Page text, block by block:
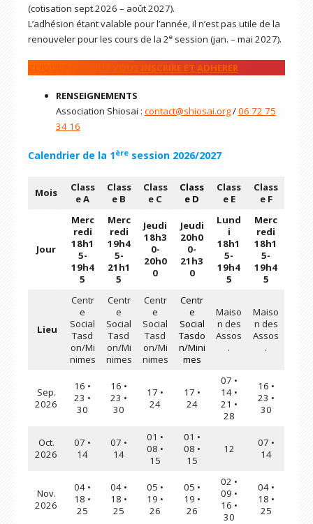
(cotisation sept.2026 – août 2027).
L’adhésion étant valable pour l’année, il n’est pas utile de la
renouveler pour les cours de la 2esession (jan. – mai 2027).
CLIQUEZ ICI POUR VOUS INSCRIRE ET ADHERER
RENSEIGNEMENTS
Association Shiosai : contact@shiosai.org/06 72 75
34 16
Calendrier de la 1èresession 2026/2027
Mois
Class
e A
Class
e B
Class
e C
Class
e D
Class
e E
Class
e F
Jour
Merc
redi
18h1
5-
19h4
5
Merc
redi
19h4
5-
21h1
5
Jeudi
18h3
0-
20h0
0
Jeudi
20h0
0-
21h3
0
Lund
i
18h1
5-
19h4
5
Merc
redi
18h1
5-
19h4
5
Lieu
Centr
e
Social
Tasd
on/Mi
nimes
Centr
e
Social
Tasd
on/Mi
nimes
Centr
e
Social
Tasd
on/Mi
nimes
Centr
e
Social
Tasdo
n/Mini
mes
Maiso
n des
Assos
.
Maiso
n des
Assos
.
Sep.
2026
16 •
23 •
30
16 •
23 •
30
17 •
24
17 •
24
07 •
14 •
21 •
28
16 •
23 •
30
Oct.
2026
07 •
14
07 •
14
01 •
08 •
15
01 •
08 •
15
12
07 •
14
Nov.
2026
04 •
18 •
25
04 •
18 •
25
05 •
19 •
26
05 •
19 •
26
02 •
09 •
16 •
30
04 •
18 •
25